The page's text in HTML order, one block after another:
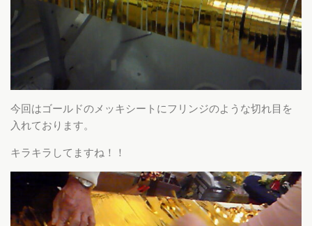
今回はゴールドのメッキシートにフリンジのような切れ目を
入れております。
キラキラしてますね！！